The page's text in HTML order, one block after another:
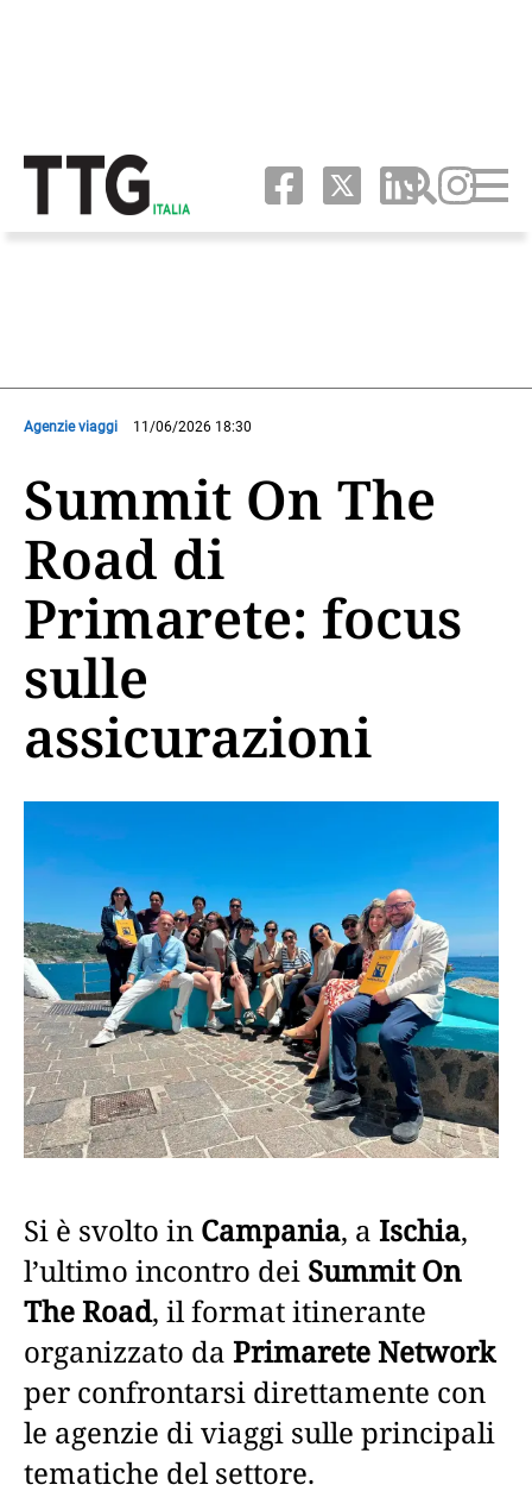
Agenzie viaggi 11/06/2026 18:30
Summit On The
Road di
Primarete: focus
sulle
assicurazioni
Si è svolto in Campania, a Ischia,
l’ultimo incontro dei Summit On
The Road, il format itinerante
organizzato da Primarete Network
per confrontarsi direttamente con
le agenzie di viaggi sulle principali
tematiche del settore.